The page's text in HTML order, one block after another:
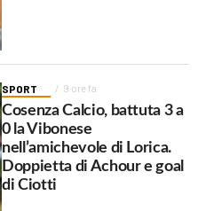
SPORT 9 ore fa
Cosenza Calcio, battuta 3 a
0 la Vibonese
nell’amichevole di Lorica.
Doppietta di Achour e goal
di Ciotti